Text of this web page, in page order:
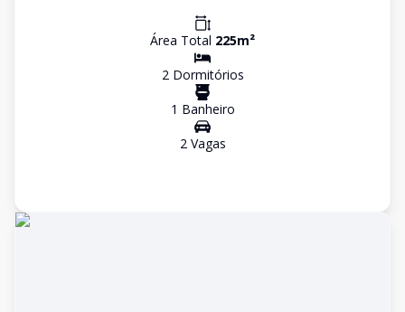
Área Total 225m²
2Dormitórios
1 Banheiro
2Vagas